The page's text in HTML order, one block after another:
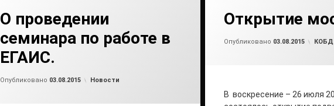
О проведении
семинара по работе в
ЕГАИС.
Опубликовано 03.08.2015 Рубрики:
Новости
Открытие
Опубликовано 03.08.2015
В воскресение – 26 июля